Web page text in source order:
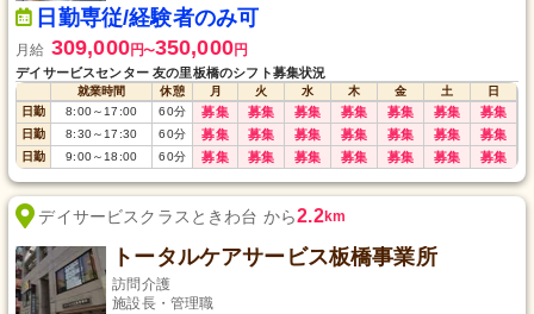
日勤専従/経験者のみ可
月給 309,000円〜350,000円
デイサービスセンター 友の里板橋のシフト募集状況
就業時間 休憩 月 火 水 木 金 土
日
日勤
8:00～17:00 60分 募集 募集 募集 募集 募集 募集 募集
日勤 8:30～17:30 60分 募集 募集 募集 募集 募集 募集 募集
日勤 9:00～18:00 60分 募集 募集 募集 募集 募集 募集 募集
デイサービスクラスときわ台 から2.2km
トータルケアサービス板橋事業所
訪問介護
施設長・管理職